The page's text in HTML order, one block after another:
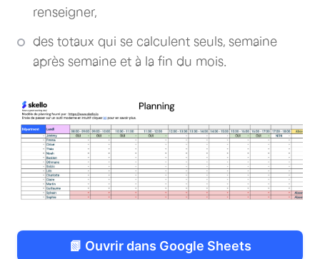
renseigner,
des totaux qui se calculent seuls, semaine
après semaine et à la fin du mois.
📗 Ouvrir dans Google Sheets